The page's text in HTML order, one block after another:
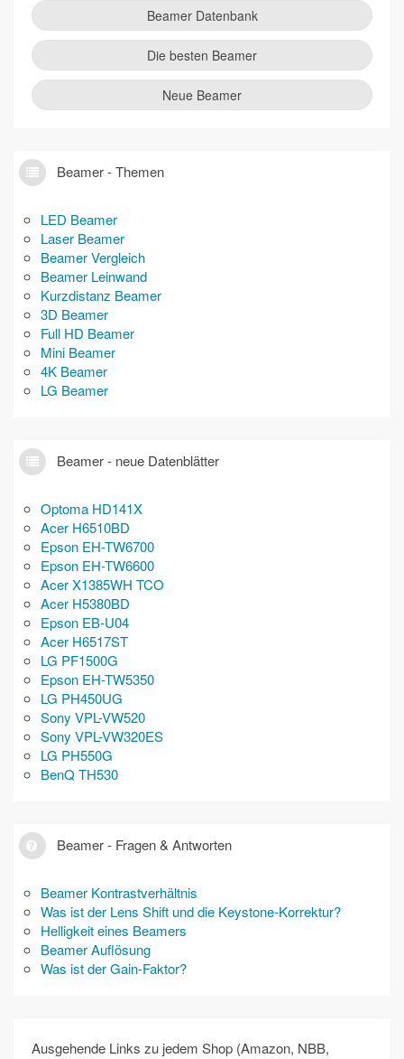
Beamer Datenbank
Die besten Beamer
Neue Beamer
Beamer - Themen
LED Beamer
Laser Beamer
Beamer Vergleich
Beamer Leinwand
Kurzdistanz Beamer
3D Beamer
Full HD Beamer
Mini Beamer
4K Beamer
LG Beamer
Beamer - neue Datenblätter
Optoma HD141X
Acer H6510BD
Epson EH-TW6700
Epson EH-TW6600
Acer X1385WH TCO
Acer H5380BD
Epson EB-U04
Acer H6517ST
LG PF1500G
Epson EH-TW5350
LG PH450UG
Sony VPL-VW520
Sony VPL-VW320ES
LG PH550G
BenQ TH530
Beamer - Fragen & Antworten
Beamer Kontrastverhältnis
Was ist der Lens Shift und die Keystone-Korrektur?
Helligkeit eines Beamers
Beamer Auflösung
Was ist der Gain-Faktor?
Ausgehende Links zu jedem Shop (Amazon, NBB,